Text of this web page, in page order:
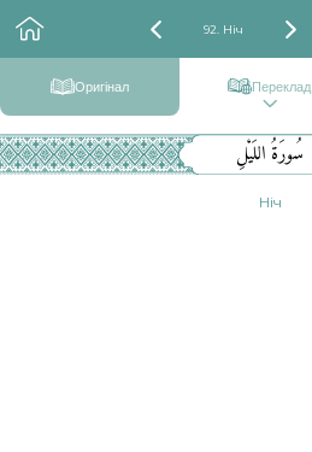
92. Ніч
Оригінал Переклад
سُورَةُ اللَيْلِ
Ніч